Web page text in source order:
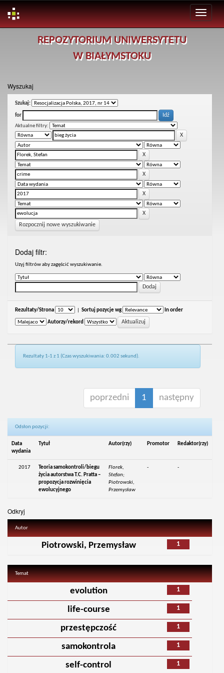
REPOZYTORIUM UNIWERSYTETU
W BIAŁYMSTOKU
Wyszukaj
Szukaj:
for
Aktualne filtry:
Rozpocznij nowe wyszukiwanie
Dodaj filtr:
Uzyj filtrów aby zagęścić wyszukiwanie.
Rezultaty/Strona Sortuj pozycje wg In order
Autorzy/rekord
Rezultaty 1-1 z 1 (Czas wyszukiwania: 0.002 sekund).
poprzedni 1 następny
Odsłon pozycji:
Data
wydania
Tytuł Autor(rzy) Promotor Redaktor(rzy)
2017
Teoria samokontroli/biegu
życia autorstwa T.C. Pratta –
propozycja rozwinięcia
ewolucyjnego
Florek,
Stefan;
Piotrowski,
Przemysław
- -
Odkryj
Autor
1
Piotrowski, Przemysław
Temat
1
evolution
1
life-course
1
przestępczość
1
samokontrola
1
self-control